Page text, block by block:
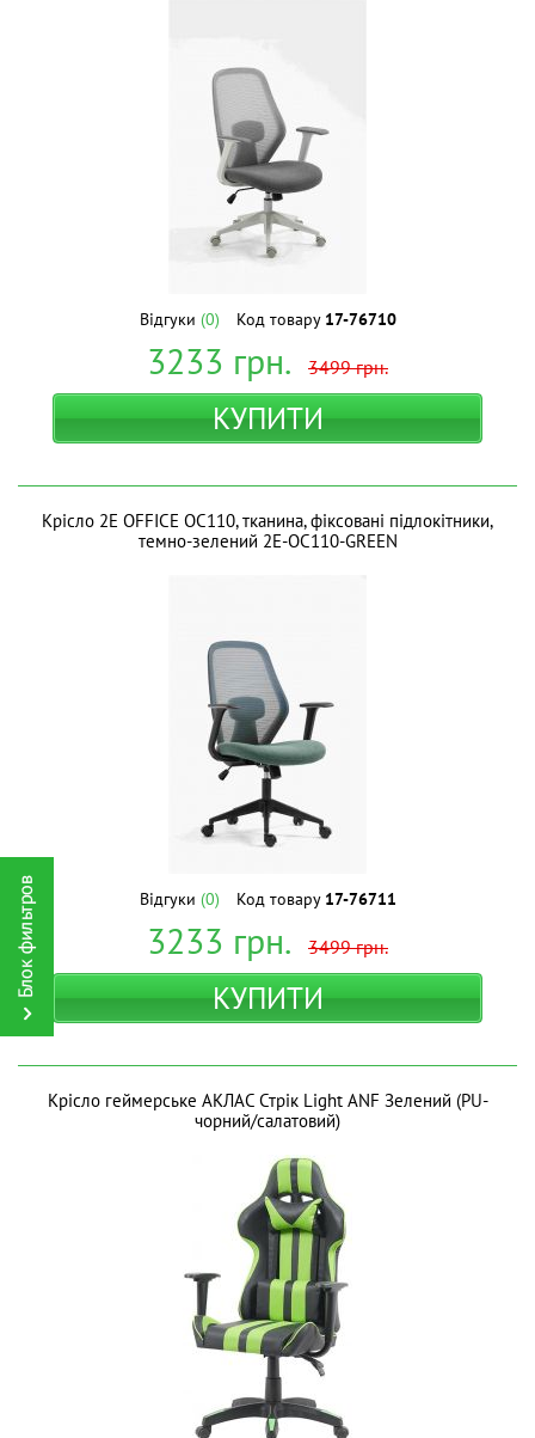
Відгуки (0) Код товару 17-76710
3233 грн. 3499грн.
КУПИТИ
Крісло 2E OFFICE OC110, тканина, фіксовані підлокітники,
темно-зелений 2E-OC110-GREEN
Відгуки (0) Код товару 17-76711
3233 грн. 3499грн.
КУПИТИ
Крісло геймерське АКЛАС Стрік Light ANF Зелений (PU-
чорний/салатовий)